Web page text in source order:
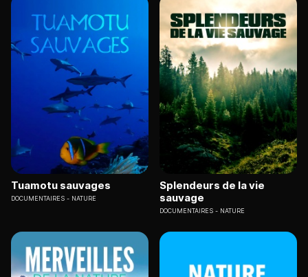
Tuamotu sauvages
DOCUMENTAIRES NATURE
Splendeurs de la vie
sauvage
DOCUMENTAIRES NATURE